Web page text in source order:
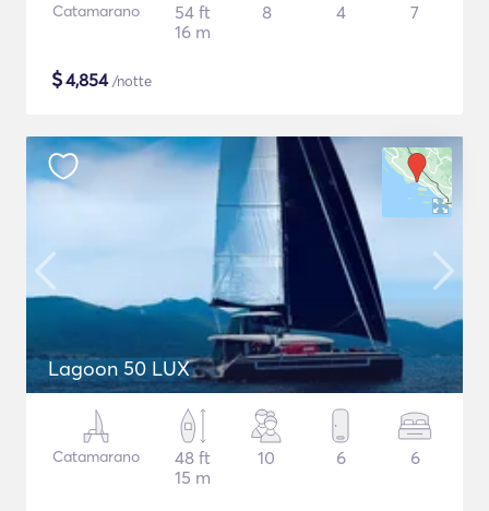
Catamarano
54 ft
16 m
8 4 7
$4,854/notte
Lagoon 50 LUX
Catamarano
48 ft
15 m
10 6 6